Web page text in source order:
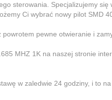
sterowania. Specjalizujemy
Ci wybrać nowy pilot SMD
pewne otwieranie i
MHZ 1K na naszej stronie
w zaledwie 24 godziny, i to na